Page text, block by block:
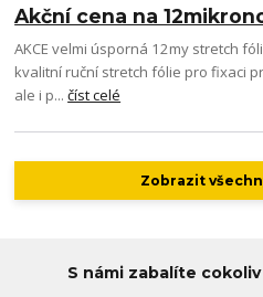
Akční cena na
AKCE velmi úsporná 12my stretch
kvalitní ruční stretch fólie pro fixaci
ale i p...číst celé
Zobrazit
S námi zabalíte cokoliv